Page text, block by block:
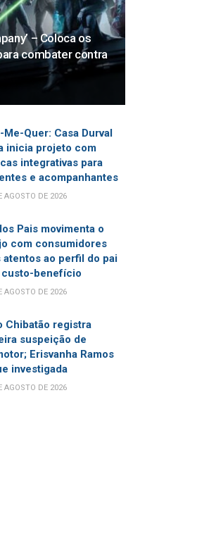
– Coloca os
combater contra
Me-Quer: Casa Durval
inicia projeto com
integrativas para
e acompanhantes
AGOSTO DE 2026
Pais movimenta o
com consumidores
atentos ao perfil do pai
custo-benefício
AGOSTO DE 2026
Chibatão registra
suspeição de
Erisvanha Ramos
investigada
AGOSTO DE 2026